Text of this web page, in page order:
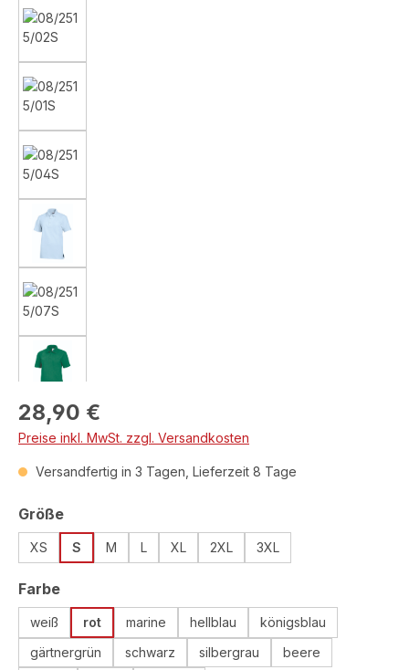
Regulärer Preis:
28,90 €
Preise inkl. MwSt. zzgl. Versandkosten
Versandfertig in 3 Tagen, Lieferzeit 8 Tage
Größeauswählen
XS S M L XL 2XL 3XL
Farbeauswählen
weiß rot marine hellblau
königsblau
gärtnergrün
schwarz silbergrau
beere